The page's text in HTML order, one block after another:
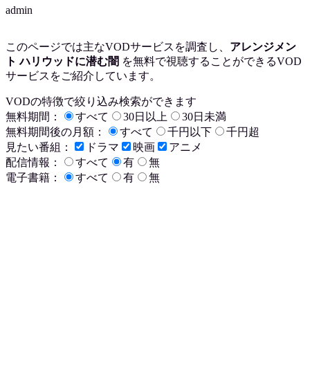
admin
このページでは主なVODサービスを調査し、 アレンジメン
ト ハリウッドに潜む闇 を無料で視聴することができるVOD
サービスをご紹介しています。
VODの特徴で絞り込み検索ができます
無料期間：
すべて 30日以上
30日未満
無料期間後の月額：
すべて 千円以下
千円超
見たい番組：
ドラマ 映画
アニメ
配信情報：
すべて 有
無
電子書籍：
すべて 有 無